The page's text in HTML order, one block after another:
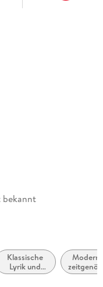
bekannt
Klassische
Lyrik und
Dichtung